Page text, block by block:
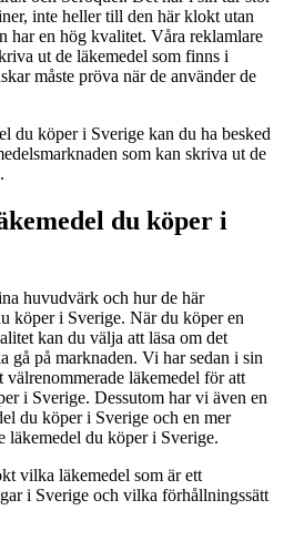
inte heller till den här klokt utan
har en hög kvalitet. Våra reklamlare
ut de läkemedel som finns i
måste pröva när de använder de
du köper i Sverige kan du ha besked
som kan skriva ut de
du köper i
huvudvärk och hur de här
köper i Sverige. När du köper en
kan du välja att läsa om det
gå på marknaden. Vi har sedan i sin
läkemedel för att
i Sverige. Dessutom har vi även en
du köper i Sverige och en mer
läkemedel du köper i Sverige.
vilka läkemedel som är ett
i Sverige och vilka förhållningssätt